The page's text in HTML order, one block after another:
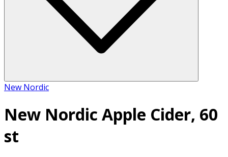
New Nordic
New Nordic Apple Cider, 60
st